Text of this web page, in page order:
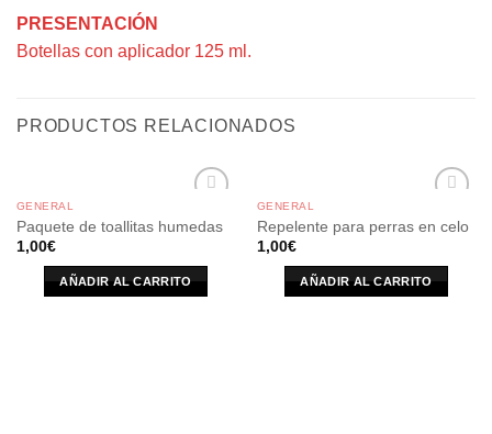
PRESENTACIÓN
Botellas con aplicador 125 ml.
PRODUCTOS RELACIONADOS
GENERAL
Paquete de toallitas humedas
1,00€
AÑADIR AL CARRITO
GENERAL
Repelente para perras en celo
1,00€
AÑADIR AL CARRITO